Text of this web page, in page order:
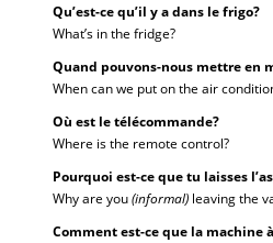
Qu’est-ce qu’il y a dans le frigo?
What’s in the fridge?
Quand pouvons-nous mettre en
When can we put on the air
Où est le télécommande?
Where is the remote control?
Pourquoi est-ce que tu laisses
Why are you(informal) leaving the
Comment est-ce que la machine